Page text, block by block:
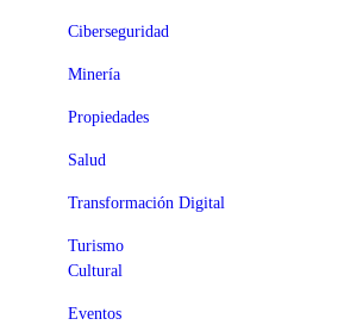
Ciberseguridad
Minería
Propiedades
Salud
Transformación Digital
Turismo
Cultural
Eventos